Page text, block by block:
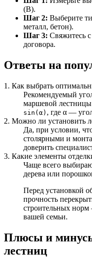
(B).
Шаг 2: Выберите
металл, бетон).
Шаг 3: Свяжитесь
договора.
Ответы на
1. Как выбрать
Рекомендуемый
маршевой лестницы
sin(α) , где α —
2. Можно ли установить
Да, при условии,
столярными и
доверить
3. Какие элементы
Чаще всего
дерева или
Перед установкой
прочность
строительных норм
вашей семьи.
Плюсы и
лестниц